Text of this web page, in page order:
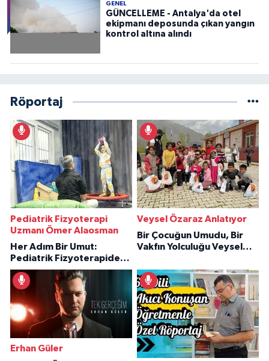
GENEL
GÜNCELLEME - Antalya'da otel
ekipmanı deposunda çıkan yangın
kontrol altına alındı
Röportaj
Pediatrik Fizyoterapi
Uzmanı Ömer Alaosman
Her Adım Bir Umut:
Pediatrik Fizyoterapiden
İlham Veren Hikâyeler
Veysel Özaraz Anlatıyor
Bir Çocuğun Umudu, Bir
Vakfın Yolculuğu Veysel
Erhan Güler